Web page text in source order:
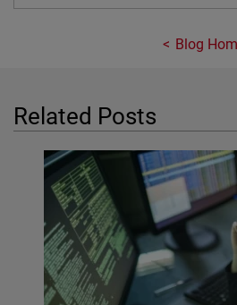
Blog
Related Posts